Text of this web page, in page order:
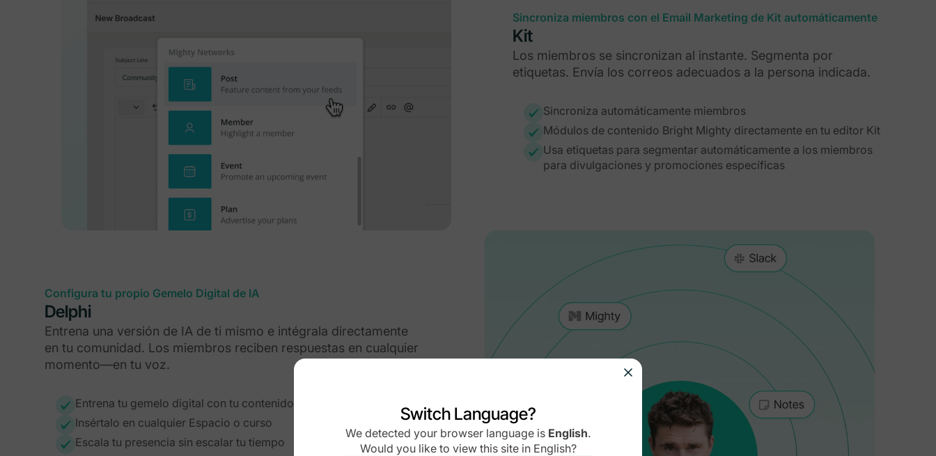
Sincroniza miembros con el Email Marketing de Kit automáticamente
Kit
Los miembros se sincronizan al instante. Segmenta por
etiquetas. Envía los correos adecuados a la persona indicada.
Sincroniza automáticamente miembros
Módulos de contenido Bright Mighty directamente en tu editor Kit
Usa etiquetas para segmentar automáticamente a los miembros
para divulgaciones y promociones específicas
Configura tu propio Gemelo Digital de IA
Delphi
Entrena una versión de IA de ti mismo e intégrala directamente
en tu comunidad. Los miembros reciben respuestas en cualquier
momento—en tu voz.
Entrena tu gemelo digital con tu contenido y experiencia
Insértalo en cualquier Espacio o curso
Escala tu presencia sin escalar tu tiempo
Switch Language?
We detected your browser language is English.
Would you like to view this site in English?